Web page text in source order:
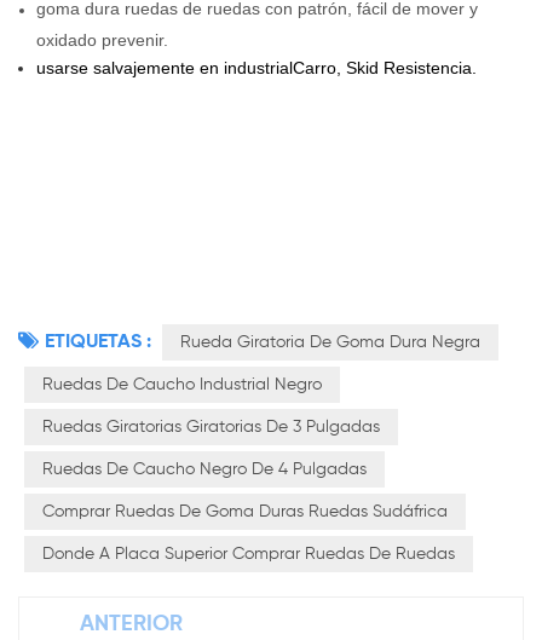
goma dura ruedas de ruedas con patrón , fácil de mover y
oxidado prevenir.
usarse salvajemente en industrialCarro, Skid Resistencia.
ETIQUETAS : Rueda Giratoria De Goma Dura Negra
Ruedas De Caucho Industrial Negro
Ruedas Giratorias Giratorias De 3 Pulgadas
Ruedas De Caucho Negro De 4 Pulgadas
Comprar Ruedas De Goma Duras Ruedas Sudáfrica
Donde A Placa Superior Comprar Ruedas De Ruedas
ANTERIOR